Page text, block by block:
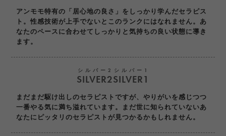
アンモモ特有の「居心地の良さ」をしっかり学んだセラピス
ト。性感技術が上手でないとこのランクにはなれません。あ
なたのペースに合わせてしっかりと気持ちの良い状態に導き
ます。
SILVER2
シルバー2
SILVER1
シルバー1
まだまだ駆け出しのセラピストですが、やりがいを感じつつ
一番やる気に満ち溢れています。まだ世に知られていないあ
なたにピッタリのセラピストが見つかるかもしれません。